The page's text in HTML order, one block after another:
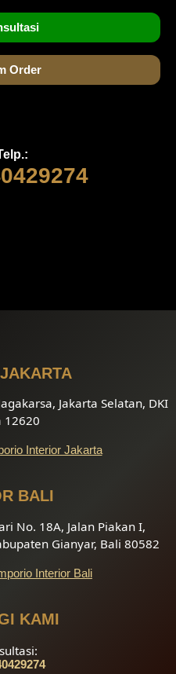
Order
Jakarta Selatan, DKI
12620
Interior Jakarta
BALI
No. 18A, Jalan Piakan I,
Gianyar, Bali 80582
Interior Bali
KAMI